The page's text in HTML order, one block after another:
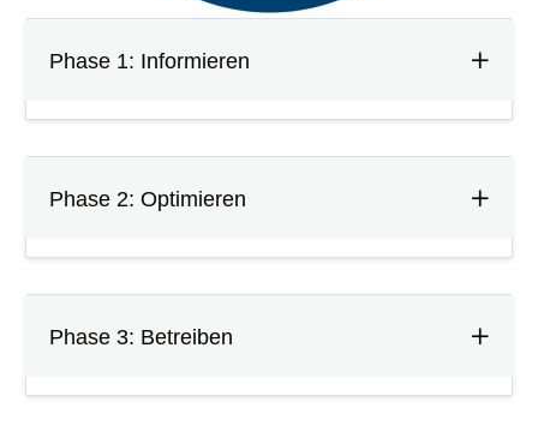
Phase 1: Informieren
Phase 2: Optimieren
Phase 3: Betreiben